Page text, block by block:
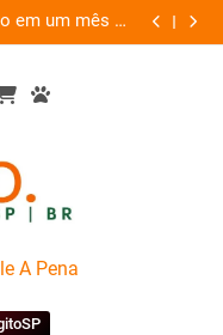
em um mês de
e conexão
“Led
A Pena